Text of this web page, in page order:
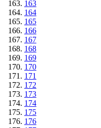
163
164
165
166
167
168
169
170
171
172
173
174
175
176